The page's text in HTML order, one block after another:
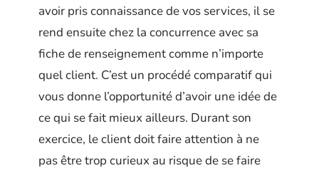
avoir pris connaissance de vos services, il se
rend ensuite chez la concurrence avec sa
fiche de renseignement comme n’importe
quel client. C’est un procédé comparatif qui
vous donne l’opportunité d’avoir une idée de
ce qui se fait mieux ailleurs. Durant son
exercice, le client doit faire attention à ne
pas être trop curieux au risque de se faire